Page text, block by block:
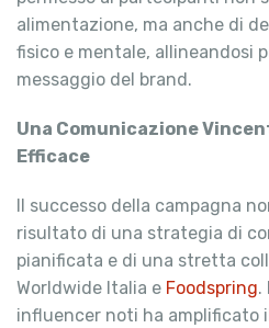
alimentazione, ma anche di
fisico e mentale, allineandosi
messaggio del brand.
Una Comunicazione
Efficace
Il successo della campagna
risultato di una strategia di
pianificata e di una stretta
Worldwide Italia e Foodspring.
influencer noti ha amplificato